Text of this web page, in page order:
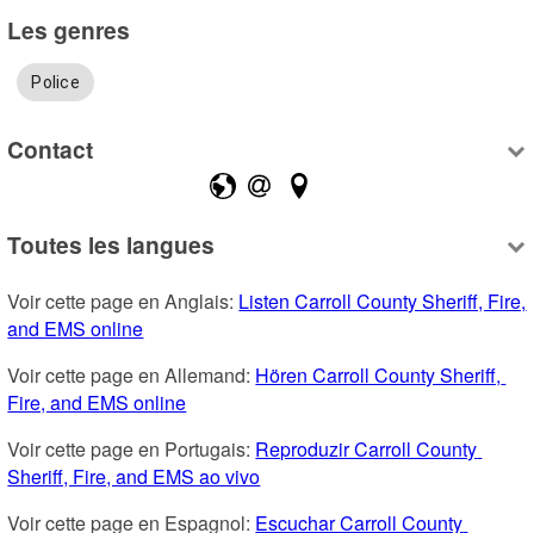
Les genres
Police
Contact
Toutes les langues
Voir cette page en Anglais: Listen Carroll County Sheriff, Fire,
and EMS online
Voir cette page en Allemand: Hören Carroll County Sheriff,
Fire, and EMS online
Voir cette page en Portugais: Reproduzir Carroll County
Sheriff, Fire, and EMS ao vivo
Voir cette page en Espagnol: Escuchar Carroll County